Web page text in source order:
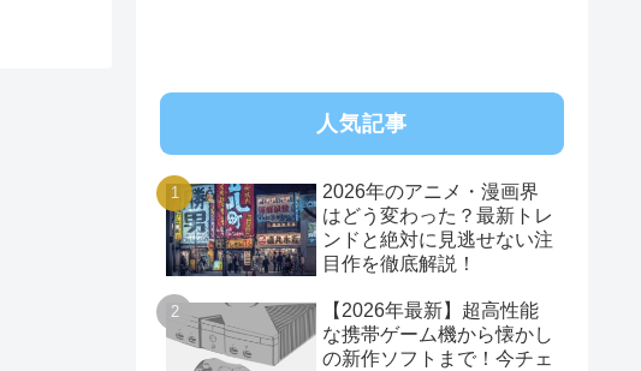
人気記事
2026年のアニメ・漫画界
はどう変わった？最新トレ
ンドと絶対に見逃せない注
目作を徹底解説！
【2026年最新】超高性能
な携帯ゲーム機から懐かし
の新作ソフトまで！今チェ